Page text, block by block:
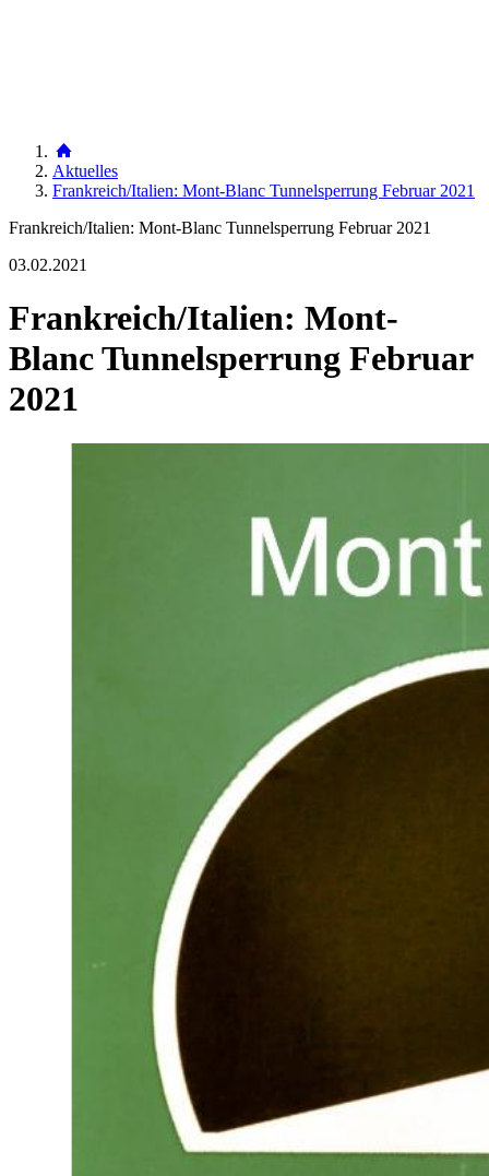
Aktuelles
Frankreich/Italien: Mont­-Blanc­ Tunnelsperrung Februar 2021
Frankreich/Italien: Mont­-Blanc­ Tunnelsperrung Februar 2021
03.02.2021
Frankreich/Italien: Mont­-
Blanc­ Tunnelsperrung Februar
2021